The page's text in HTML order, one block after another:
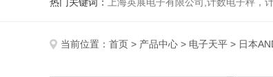
当前位置： 首页 > 产品中心 > 电子天平 > 日本